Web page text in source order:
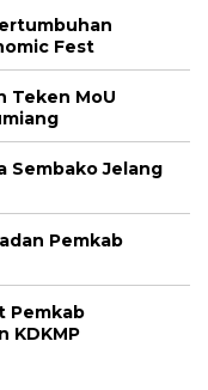
Fest
Teken MoU
Sembako Jelang
Pemkab
Pemkab
KDKMP